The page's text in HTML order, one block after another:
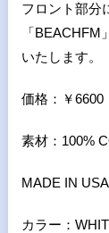
フロント部分
「BEACHFM
いたします。
価格：￥6600
素材： 100%
MADE IN USA
カラー：